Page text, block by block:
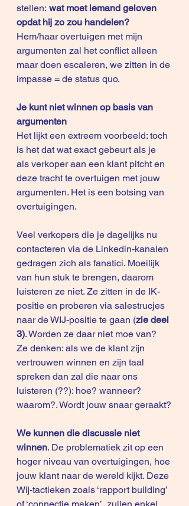
stellen: wat moet iemand geloven
opdat hij zo zou handelen?
Hem/haar overtuigen met mijn
argumenten zal het conflict alleen
maar doen escaleren, we zitten in de
impasse = de status quo.
Je kunt niet winnen op basis van
argumenten
Het lijkt een extreem voorbeeld: toch
is het dat wat exact gebeurt als je
als verkoper aan een klant pitcht en
deze tracht te overtuigen met jouw
argumenten. Het is een botsing van
overtuigingen.
Veel verkopers die je dagelijks nu
contacteren via de Linkedin-kanalen
gedragen zich als fanatici. Moeilijk
van hun stuk te brengen, daarom
luisteren ze niet. Ze zitten in de IK-
positie en proberen via salestrucjes
naar de WIJ-positie te gaan (zie deel
3). Worden ze daar niet moe van?
Ze denken: als we de klant zijn
vertrouwen winnen en zijn taal
spreken dan zal die naar ons
luisteren (??): hoe? wanneer?
waarom?. Wordt jouw snaar geraakt?
We kunnen die discussie niet
winnen. De problematiek zit op een
hoger niveau van overtuigingen, hoe
jouw klant naar de wereld kijkt. Deze
Wij-tactieken zoals ‘rapport building’